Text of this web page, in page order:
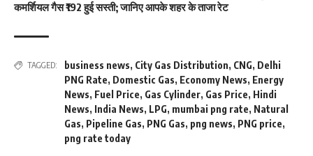
कमर्शियल गैस ₹192 हुई सस्ती; जानिए आपके शहर के ताजा रेट
TAGGED: business news, City Gas Distribution, CNG, Delhi
PNG Rate, Domestic Gas, Economy News, Energy
News, Fuel Price, Gas Cylinder, Gas Price, Hindi
News, India News, LPG, mumbai png rate, Natural
Gas, Pipeline Gas, PNG Gas, png news, PNG price,
png rate today